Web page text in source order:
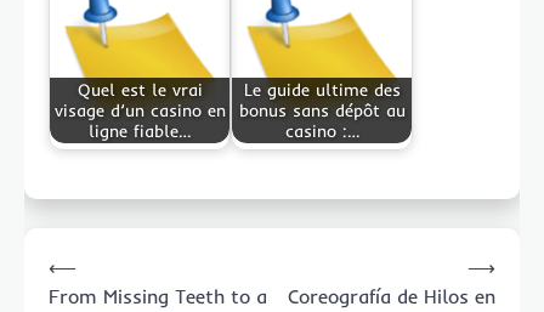
Quel est le vrai
visage d’un casino en
ligne fiable…
Le guide ultime des
bonus sans dépôt au
casino :…
navigation
⟵
From Missing Teeth to a
Coreografía de Hilos en
⟶